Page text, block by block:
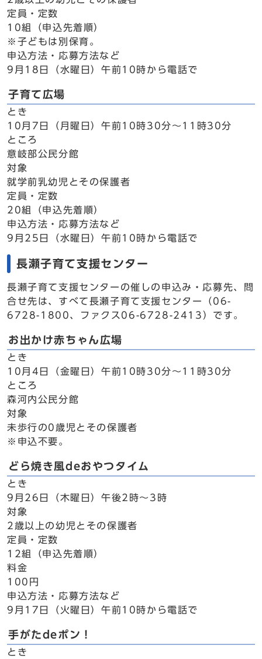
定員・定数
10組（申込先着順）
※子どもは別保育。
申込方法・応募方法など
9月18日（水曜日）午前10時から電話で
子育て広場
とき
10月7日（月曜日）午前10時30分～11時30分
ところ
意岐部公民分館
対象
就学前乳幼児とその保護者
定員・定数
20組（申込先着順）
申込方法・応募方法など
9月25日（水曜日）午前10時から電話で
長瀬子育て支援センター
長瀬子育て支援センターの催しの申込み・応募先、問
合せ先は、すべて長瀬子育て支援センター（06-
6728-1800、ファクス06-6728-2413）です。
お出かけ赤ちゃん広場
とき
10月4日（金曜日）午前10時30分～11時30分
ところ
森河内公民分館
対象
未歩行の0歳児とその保護者
※申込不要。
どら焼き風deおやつタイム
とき
9月26日（木曜日）午後2時～3時
対象
2歳以上の幼児とその保護者
定員・定数
12組（申込先着順）
料金
100円
申込方法・応募方法など
9月17日（火曜日）午前10時から電話で
手がたdeポン！
とき